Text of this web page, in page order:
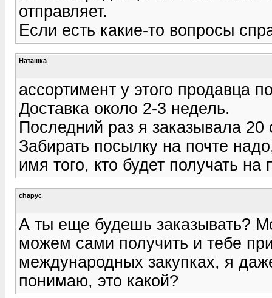
отправляет.
Если есть какие-то вопросы
Наташка
ассортимент у этого продавца
Доставка около 2-3 недель.
Последний раз я заказывала
Забирать посылку на почте
имя того, кто будет получать на
chapyc
А ты еще будешь заказывать?
можем сами получить и тебе
международных закупках, я
понимаю, это какой?